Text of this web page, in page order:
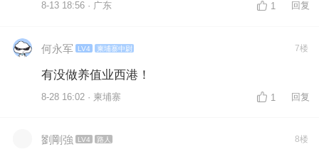
8-13 18:56 · 广东 1 回复
何永军 LV4 柬埔寨中尉 7楼
有没做养值业西港！
8-28 16:02 · 柬埔寨 1 回复
劉剛強 LV4 路人 8楼